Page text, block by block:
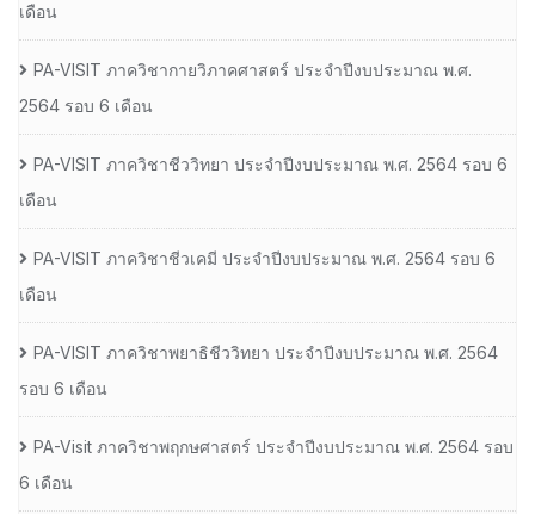
เดือน
PA-VISIT ภาควิชากายวิภาคศาสตร์ ประจำปีงบประมาณ พ.ศ.
2564 รอบ 6 เดือน
PA-VISIT ภาควิชาชีววิทยา ประจำปีงบประมาณ พ.ศ. 2564 รอบ 6
เดือน
PA-VISIT ภาควิชาชีวเคมี ประจำปีงบประมาณ พ.ศ. 2564 รอบ 6
เดือน
PA-VISIT ภาควิชาพยาธิชีววิทยา ประจำปีงบประมาณ พ.ศ. 2564
รอบ 6 เดือน
PA-Visit ภาควิชาพฤกษศาสตร์ ประจำปีงบประมาณ พ.ศ. 2564 รอบ
6 เดือน